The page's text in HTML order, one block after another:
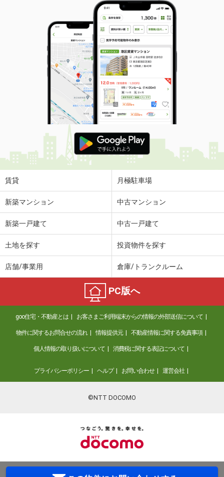
賃貸 月極駐車場
新築マンション 中古マンション
新築一戸建て 中古一戸建て
土地を探す 投資物件を探す
店舗/事業用 倉庫/トランクルーム
PC版へ
goo住宅・不動産とは お客さまご利用端末からの情報の外部送信について
物件に関するお問合せの流れ 情報提供元 不動産情報に関する免責事項
個人情報の取り扱いについて 消費税に関する表記について
プライバシーポリシー ヘルプ お問い合わせ 運営会社
©NTT DOCOMO